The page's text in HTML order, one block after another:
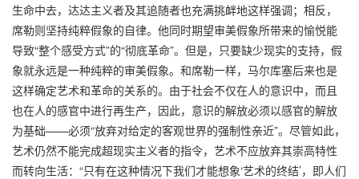
生命中去，达达主义者及其追随者也充满挑衅地这样强调；相反，
席勒则坚持纯粹假象的自律。他同时期望审美假象所带来的愉悦能
导致“整个感受方式”的“彻底革命”。但是，只要缺少现实的支持，假
象就永远是一种纯粹的审美假象。和席勒一样，马尔库塞后来也是
这样确定艺术和革命的关系的。由于社会不仅在人的意识中，而且
也在人的感官中进行再生产，因此，意识的解放必须以感官的解放
为基础——必须“放弃对给定的客观世界的强制性亲近”。尽管如此，
艺术仍然不能完成超现实主义者的指令，艺术不应放弃其崇高特性
而转向生活：“只有在这种情况下我们才能想象‘艺术的终结’，即人们